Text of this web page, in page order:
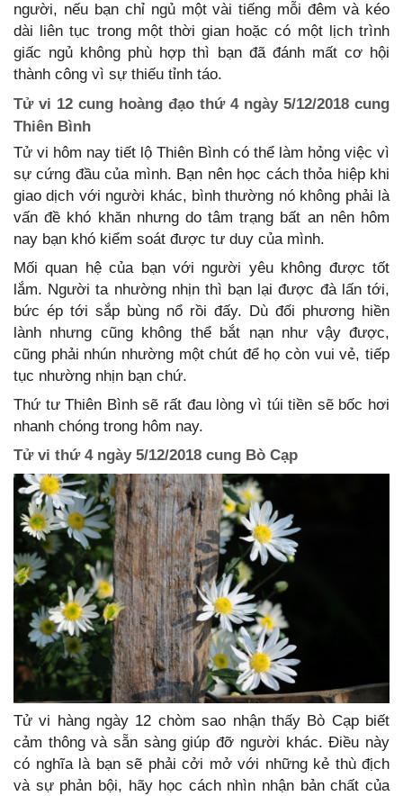
người, nếu bạn chỉ ngủ một vài tiếng mỗi đêm và kéo
dài liên tục trong một thời gian hoặc có một lịch trình
giấc ngủ không phù hợp thì bạn đã đánh mất cơ hội
thành công vì sự thiếu tỉnh táo.
Tử vi 12 cung hoàng đạo thứ 4 ngày 5/12/2018 cung
Thiên Bình
Tử vi hôm nay tiết lộ Thiên Bình có thể làm hỏng việc vì
sự cứng đầu của mình. Bạn nên học cách thỏa hiệp khi
giao dịch với người khác, bình thường nó không phải là
vấn đề khó khăn nhưng do tâm trạng bất an nên hôm
nay bạn khó kiểm soát được tư duy của mình.
Mối quan hệ của bạn với người yêu không được tốt
lắm. Người ta nhường nhịn thì bạn lại được đà lấn tới,
bức ép tới sắp bùng nổ rồi đấy. Dù đối phương hiền
lành nhưng cũng không thể bắt nạn như vậy được,
cũng phải nhún nhường một chút để họ còn vui vẻ, tiếp
tục nhường nhịn bạn chứ.
Thứ tư Thiên Bình sẽ rất đau lòng vì túi tiền sẽ bốc hơi
nhanh chóng trong hôm nay.
Tử vi thứ 4 ngày 5/12/2018 cung Bò Cạp
Tử vi hàng ngày 12 chòm sao nhận thấy Bò Cạp biết
cảm thông và sẵn sàng giúp đỡ người khác. Điều này
có nghĩa là bạn sẽ phải cởi mở với những kẻ thù địch
và sự phản bội, hãy học cách nhìn nhận bản chất của